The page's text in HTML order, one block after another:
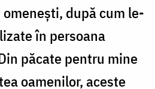
după cum le-
în persoana
păcate pentru mine
oamenilor, aceste